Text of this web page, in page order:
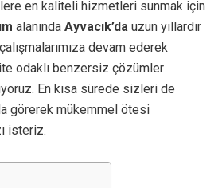
en kaliteli hizmetleri sunmak için
alanında Ayvacık’da uzun yıllardır
devam ederek
odaklı benzersiz çözümler
En kısa sürede sizleri de
görerek mükemmel ötesi
isteriz.